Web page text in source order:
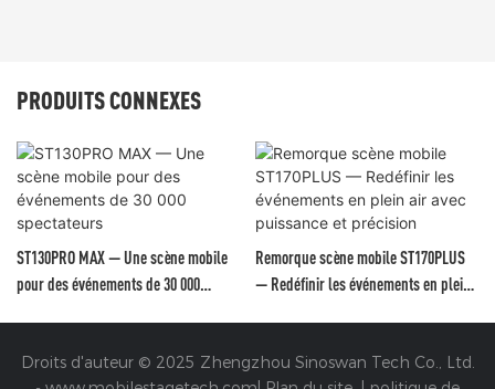
PRODUITS CONNEXES
ST130PRO MAX — Une scène mobile
pour des événements de 30 000
Remorque scène mobile ST170PLUS
— Redéfinir les événements en plein
Droits d'auteur © 2025 Zhengzhou Sinoswan Tech Co., Ltd.